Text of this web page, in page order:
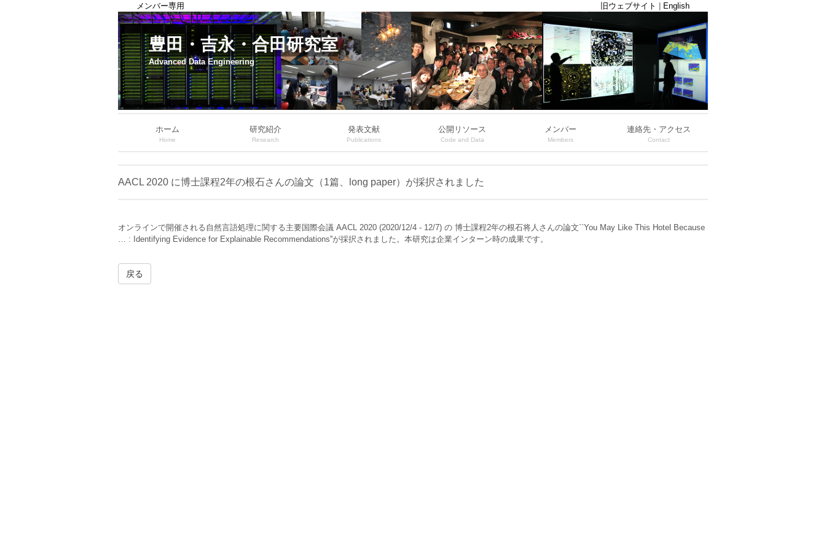
メンバー専用 旧ウェブサイト English
豊田・吉永・合田研究室
Advanced Data Engineering
ホーム
Home
研究紹介
Research
発表文献
Publications
公開リソース
Code and Data
メンバー
Members
連絡先・アクセス
Contact
AACL 2020 に博士課程2年の根石さんの論文（1篇、long paper）が採択されました
オンラインで開催される自然言語処理に関する主要国際会議 AACL 2020 (2020/12/4 - 12/7) の 博士課程2年の根石将人さんの論文``You May Like This Hotel Because
… : Identifying Evidence for Explainable Recommendations''が採択されました。本研究は企業インターン時の成果です。
戻る